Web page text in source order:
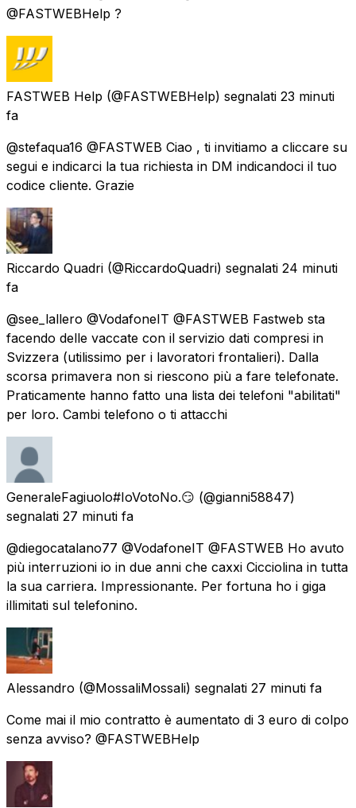
@FASTWEBHelp ?
FASTWEB Help (@FASTWEBHelp) segnalati 23 minuti
fa
@stefaqua16 @FASTWEB Ciao , ti invitiamo a cliccare su
segui e indicarci la tua richiesta in DM indicandoci il tuo
codice cliente. Grazie
Riccardo Quadri (@RiccardoQuadri) segnalati 24 minuti
fa
@see_lallero @VodafoneIT @FASTWEB Fastweb sta
facendo delle vaccate con il servizio dati compresi in
Svizzera (utilissimo per i lavoratori frontalieri). Dalla
scorsa primavera non si riescono più a fare telefonate.
Praticamente hanno fatto una lista dei telefoni "abilitati"
per loro. Cambi telefono o ti attacchi
GeneraleFagiuolo#IoVotoNo.😏 (@gianni58847)
segnalati 27 minuti fa
@diegocatalano77 @VodafoneIT @FASTWEB Ho avuto
più interruzioni io in due anni che caxxi Cicciolina in tutta
la sua carriera. Impressionante. Per fortuna ho i giga
illimitati sul telefonino.
Alessandro (@MossaliMossali) segnalati 27 minuti fa
Come mai il mio contratto è aumentato di 3 euro di colpo
senza avviso? @FASTWEBHelp